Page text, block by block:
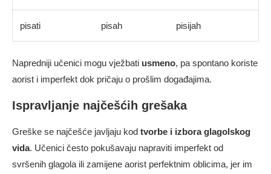
pisati pisah pisijah
Napredniji učenici mogu vježbati usmeno, pa spontano koriste
aorist i imperfekt dok pričaju o prošlim događajima.
Ispravljanje najčešćih grešaka
Greške se najčešće javljaju kod tvorbe i izbora glagolskog
vida. Učenici često pokušavaju napraviti imperfekt od
svršenih glagola ili zamijene aorist perfektnim oblicima, jer im